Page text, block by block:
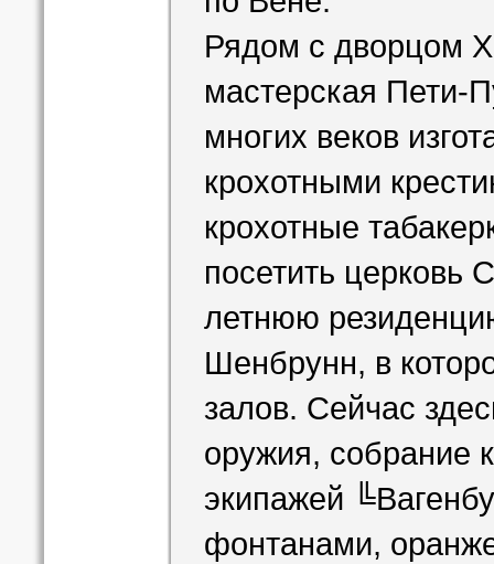
Рядом с дворцом
мастерская Пети-
многих веков
крохотными
крохотные
посетить церковь
летнюю
Шенбрунн, в
залов. Сейчас
оружия, собрание
экипажей
фонтанами,